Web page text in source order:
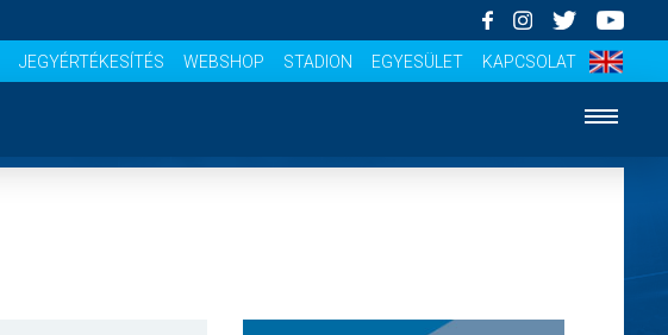
JEGYÉRTÉKESÍTÉS WEBSHOP STADION EGYESÜLET KAPCSOLAT